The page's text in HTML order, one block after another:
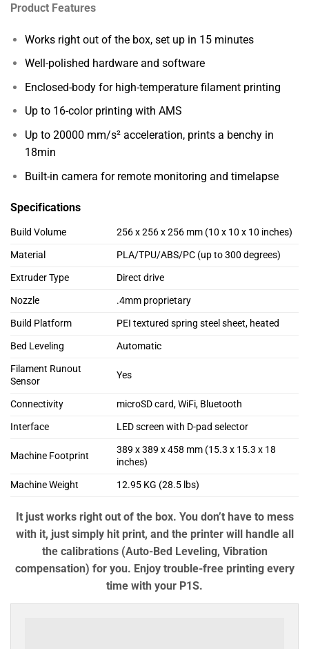
Product Features
Works right out of the box, set up in 15 minutes
Well-polished hardware and software
Enclosed-body for high-temperature filament printing
Up to 16-color printing with AMS
Up to 20000 mm/s² acceleration, prints a benchy in
18min
Built-in camera for remote monitoring and timelapse
Specifications
Build Volume
256 x 256 x 256 mm (10 x 10 x 10 inches)
Material
PLA/TPU/ABS/PC (up to 300 degrees)
Extruder Type
Direct drive
Nozzle
.4mm proprietary
Build Platform
PEI textured spring steel sheet, heated
Bed Leveling
Automatic
Filament Runout
Sensor
Yes
Connectivity
microSD card, WiFi, Bluetooth
Interface
LED screen with D-pad selector
Machine Footprint
389 x 389 x 458 mm (15.3 x 15.3 x 18
inches)
Machine Weight
12.95 KG (28.5 lbs)
It just works right out of the box. You don’t have to mess
with it, just simply hit print, and the printer will handle all
the calibrations (Auto-Bed Leveling, Vibration
compensation) for you. Enjoy trouble-free printing every
time with your P1S.